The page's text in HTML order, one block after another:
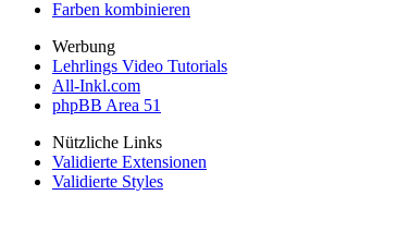
Farben kombinieren
Werbung
Lehrlings Video Tutorials
All-Inkl.com
phpBB Area 51
Nützliche Links
Validierte Extensionen
Validierte Styles